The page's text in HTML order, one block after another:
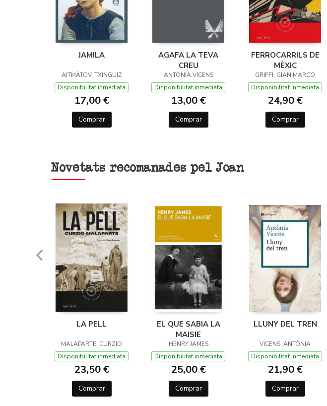
JAMILA
AITMÀTOV, TXINGUIZ
Disponibilitat inmediata
17,00 €
Comprar
AGAFA LA TEVA
CREU
ANTÒNIA VICENS
Disponibilitat inmediata
13,00 €
Comprar
FERROCARRILS DE
MÈXIC
GRIFFI, GIAN MARCO
Disponibilitat inmediata
24,90 €
Comprar
Novetats recomanades pel Joan
LA PELL
MALAPARTE, CURZIO
Disponibilitat inmediata
23,50 €
Comprar
EL QUE SABIA LA
MAISIE
HENRY JAMES
Disponibilitat inmediata
25,00 €
Comprar
LLUNY DEL TREN
VICENS, ANTÒNIA
Disponibilitat inmediata
21,90 €
Comprar